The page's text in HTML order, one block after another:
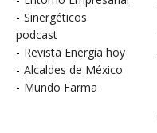
- Sinergéticos
podcast
- Revista Energía hoy
- Alcaldes de México
- Mundo Farma